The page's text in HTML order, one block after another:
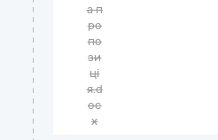
а п
ро
по
зи
ці
я.d
oc
x